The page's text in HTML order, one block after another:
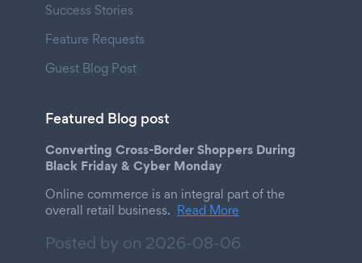
Success Stories
Feature Requests
Guest Blog Post
Featured Blog post
Converting Cross-Border Shoppers During
Black Friday & Cyber Monday
Online commerce is an integral part of the
overall retail business. Read More
Posted by on 2026-08-06